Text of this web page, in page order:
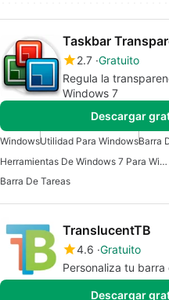
Taskbar
2.7 Gratuito
Regula la
Windows 7
Descargar
WindowsUtilidad Para WindowsBarra
Herramientas De Windows 7 Para Windows 7
Barra De Tareas
TranslucentTB
4.6 Gratuito
Personaliza tu
Descargar